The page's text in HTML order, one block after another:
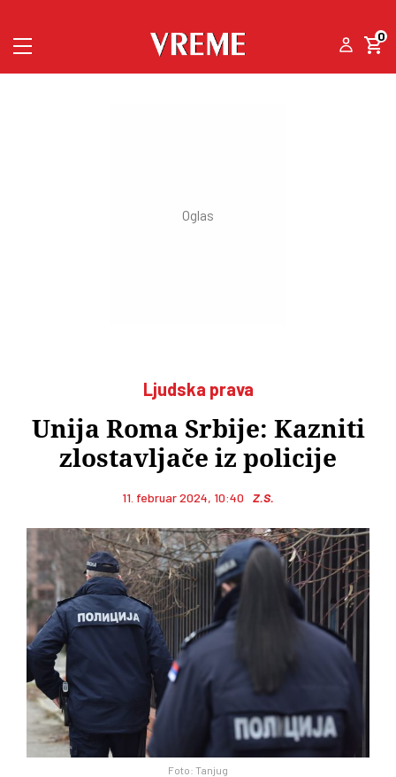
0
Ljudska prava
Unija Roma Srbije: Kazniti
zlostavljače iz policije
11. februar 2024, 10:40 Z.S.
Foto: Tanjug